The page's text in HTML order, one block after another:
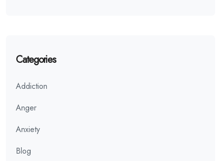
Categories
Addiction
Anger
Anxiety
Blog